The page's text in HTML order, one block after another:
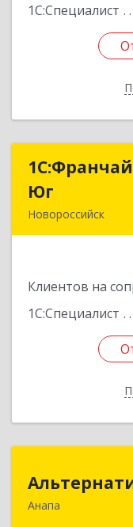
1С:Специалист
Юг
Новороссийск
Клиентов на
1С:Специалист
Анапа353450,